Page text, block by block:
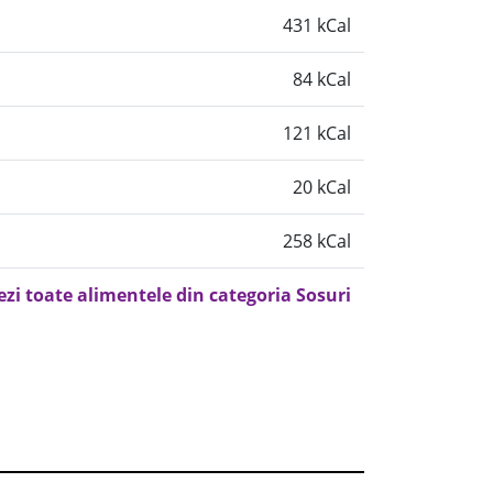
431 kCal
84 kCal
121 kCal
20 kCal
258 kCal
toate alimentele din categoria Sosuri